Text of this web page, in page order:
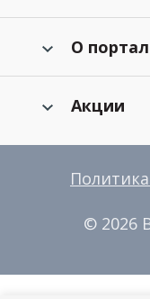
О
Акции
© 2026